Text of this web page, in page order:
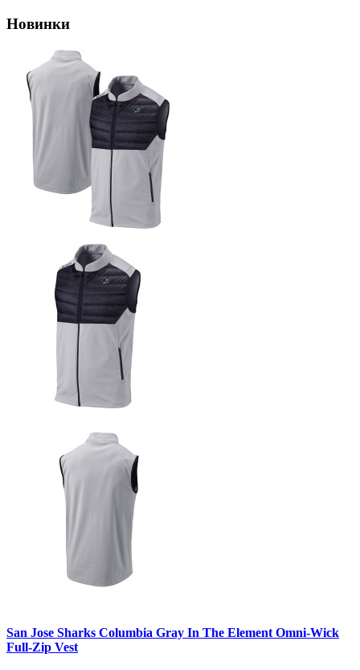
Новинки
San Jose Sharks Columbia Gray In The Element Omni-Wick
Full-Zip Vest